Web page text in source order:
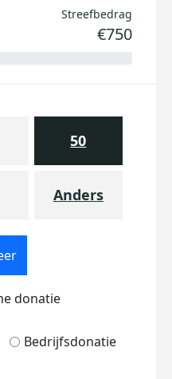
Streefbedrag
€750
50
Anders
donatie
Bedrijfsdonatie